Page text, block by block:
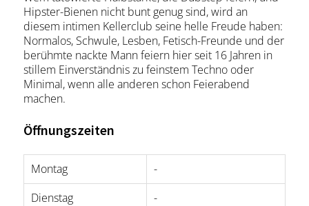
Hipster-Bienen nicht bunt genug sind, wird an
diesem intimen Kellerclub seine helle Freude haben:
Normalos, Schwule, Lesben, Fetisch-Freunde und der
berühmte nackte Mann feiern hier seit 16 Jahren in
stillem Einverständnis zu feinstem Techno oder
Minimal, wenn alle anderen schon Feierabend
machen.
Öffnungszeiten
Montag
-
Dienstag
-